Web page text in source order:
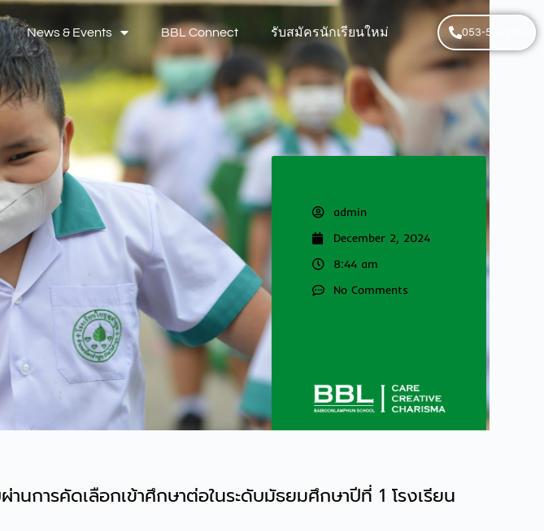
News & Events BBL Connect รับสมัครนักเรียนใหม่ 053-512274
admin
December 2, 2024
8:44 am
No Comments
การคัดเลือกเข้าศึกษาต่อในระดับมัธยมศึกษาปีที่ 1 โรงเรียน